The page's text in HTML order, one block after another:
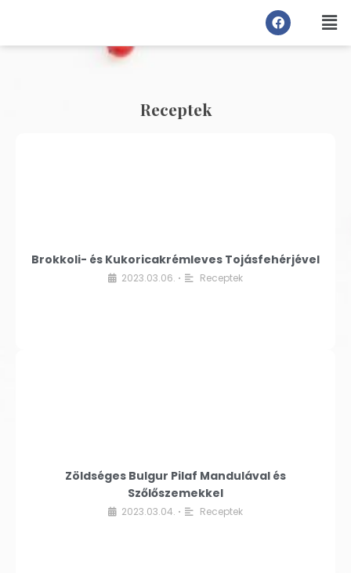
Receptek
Brokkoli- és Kukoricakrémleves Tojásfehérjével
2023.03.06. • Receptek
Zöldséges Bulgur Pilaf Mandulával és
Szőlőszemekkel
2023.03.04. • Receptek